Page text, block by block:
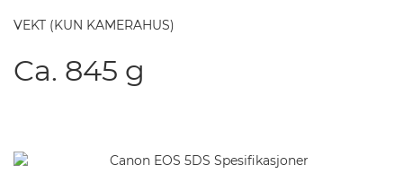
VEKT (KUN KAMERAHUS)
Ca. 845 g